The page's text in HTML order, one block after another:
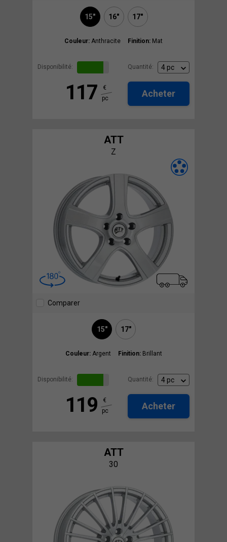
15" 16" 17"
Couleur: Anthracite Finition: Mat
Disponibilité: Quantité:
117
€
pc
Acheter
ATT
Z
Comparer
15" 17"
Couleur: Argent Finition: Brillant
Disponibilité: Quantité:
119
€
pc
Acheter
ATT
30